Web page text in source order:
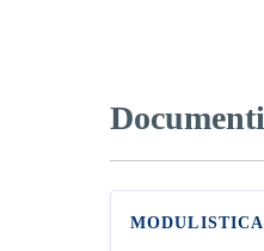
Documenti
MODULISTICA